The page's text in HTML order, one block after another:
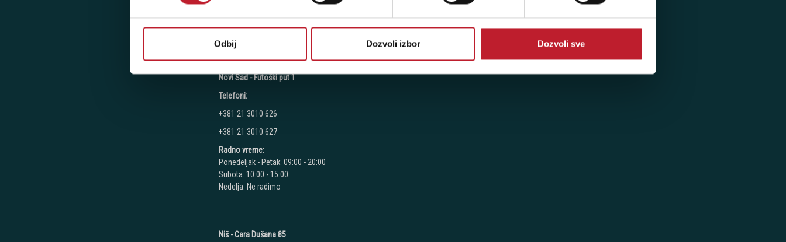
Odbij Dozvoli izbor Dozvoli sve
Ponedeljak - Petak: 9:00 - 20:00
Subota: 10:00 - 17:00
Nedelja: Ne radimo
Novi Sad - Futoški put 1
Telefoni:
+381 21 3010 626
+381 21 3010 627
Radno vreme:
Ponedeljak - Petak: 09:00 - 20:00
Subota: 10:00 - 15:00
Nedelja: Ne radimo
Niš - Cara Dušana 85